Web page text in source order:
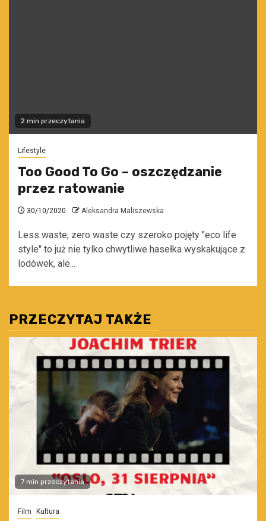
2 min przeczytania
Lifestyle
Too Good To Go – oszczędzanie
przez ratowanie
30/10/2020 Aleksandra Maliszewska
Less waste, zero waste czy szeroko pojęty "eco life
style" to już nie tylko chwytliwe hasełka wyskakujące z
lodówek, ale...
PRZECZYTAJ TAKŻE
7 min przeczytania
Film Kultura